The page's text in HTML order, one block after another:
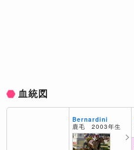
血統図
Bernardini
鹿毛 2003年生